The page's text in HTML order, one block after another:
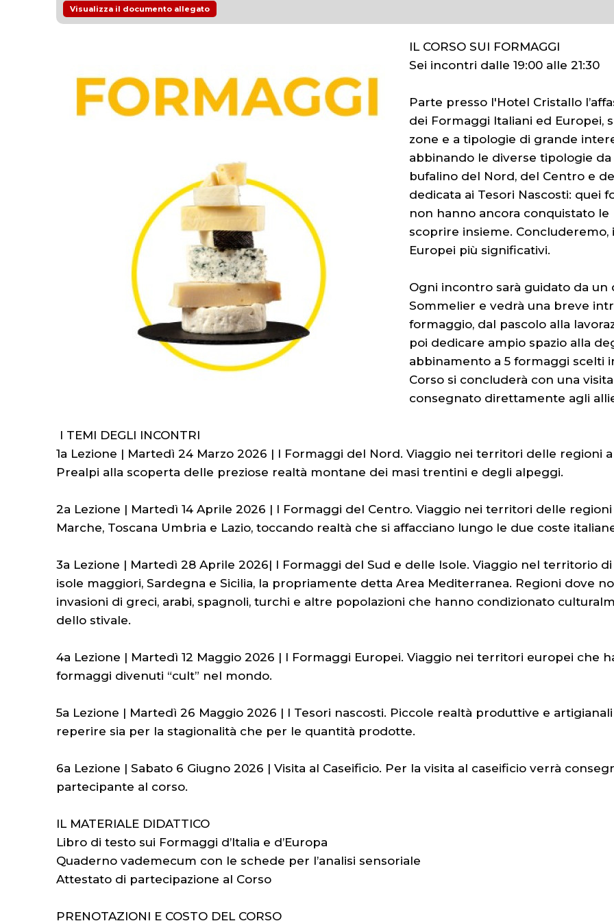
Visualizza il documento allegato
IL CORSO SUI FORMAGGI
Sei incontri dalle 19:00 alle 21:30
Parte presso l'Hotel Cristallo
dei Formaggi Italiani ed Europei,
zone e a tipologie di grande
abbinando le diverse tipologie
bufalino del Nord, del Centro e
dedicata ai Tesori Nascosti: quei
non hanno ancora conquistato
scoprire insieme.
Europei più significativi.
Ogni incontro sarà guidato da
Sommelier e vedrà una breve
formaggio, dal pascolo alla
poi dedicare ampio spazio alla
abbinamento a 5 formaggi scelti
Corso si concluderà con una
consegnato direttamente agli
I TEMI DEGLI INCONTRI
1a Lezione | Martedì 24 Marzo 2026 | I Formaggi del Nord. Viaggio nei territori delle regioni
Prealpi alla scoperta delle preziose realtà montane dei masi trentini e degli alpeggi.
2a Lezione | Martedì 14 Aprile 2026 | I Formaggi del Centro. Viaggio nei territori delle
Marche, Toscana Umbria e Lazio, toccando realtà che si affacciano lungo le due coste
3a Lezione | Martedì 28 Aprile 2026| I Formaggi del Sud e delle Isole. Viaggio nel territorio di
isole maggiori, Sardegna e Sicilia, la propriamente detta Area Mediterranea. Regioni dove
invasioni di greci, arabi, spagnoli, turchi e altre popolazioni che hanno condizionato
dello stivale.
4a Lezione | Martedì 12 Maggio 2026 | I Formaggi Europei. Viaggio nei territori europei che
formaggi divenuti “cult” nel mondo.
5a Lezione | Martedì 26 Maggio 2026 | I Tesori nascosti. Piccole realtà produttive e
reperire sia per la stagionalità che per le quantità prodotte.
6a Lezione | Sabato 6 Giugno 2026 | Visita al Caseificio. Per la visita al caseificio verrà
partecipante al corso.
IL MATERIALE DIDATTICO
Libro di testo sui Formaggi d’Italia e d’Europa
Quaderno vademecum con le schede per l’analisi sensoriale
Attestato di partecipazione al Corso
PRENOTAZIONI E COSTO DEL CORSO